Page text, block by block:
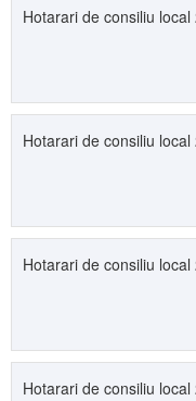
Hotarari de consiliu local
Hotarari de consiliu local
Hotarari de consiliu local
Hotarari de consiliu local